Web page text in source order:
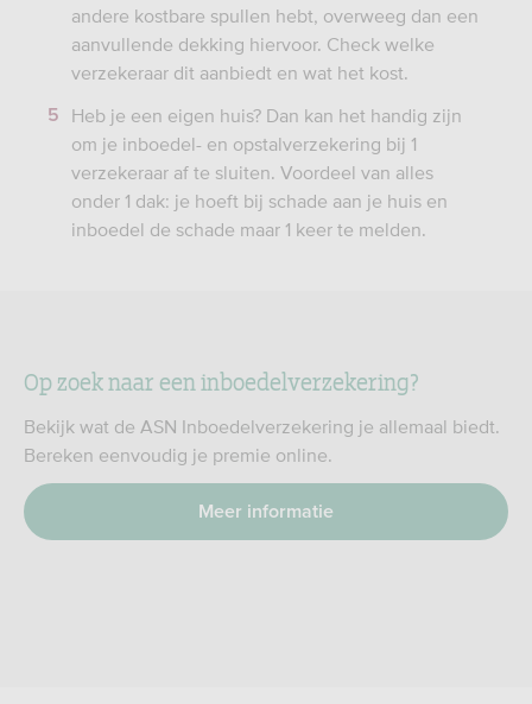
andere kostbare spullen hebt, overweeg dan een
aanvullende dekking hiervoor. Check welke
verzekeraar dit aanbiedt en wat het kost.
Heb je een eigen huis? Dan kan het handig zijn
om je inboedel- en opstalverzekering bij 1
verzekeraar af te sluiten. Voordeel van alles
onder 1 dak: je hoeft bij schade aan je huis en
inboedel de schade maar 1 keer te melden.
Op zoek naar een inboedelverzekering?
Bekijk wat de ASN Inboedelverzekering je allemaal biedt.
Bereken eenvoudig je premie online.
Meer informatie